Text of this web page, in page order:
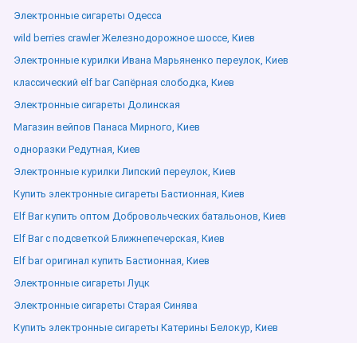
Электронные сигареты Одесса
wild berries crawler Железнодорожное шоссе, Киев
Электронные курилки Ивана Марьяненко переулок, Киев
классический elf bar Сапёрная слободка, Киев
Электронные сигареты Долинская
Магазин вейпов Панаса Мирного, Киев
одноразки Редутная, Киев
Электронные курилки Липский переулок, Киев
Купить электронные сигареты Бастионная, Киев
Elf Bar купить оптом Добровольческих батальонов, Киев
Elf Bar с подсветкой Ближнепечерская, Киев
Elf bar оригинал купить Бастионная, Киев
Электронные сигареты Луцк
Электронные сигареты Старая Синява
Купить электронные сигареты Катерины Белокур, Киев